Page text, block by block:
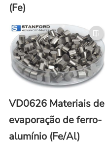
(Fe)
VD0626 Materiais de
evaporação de ferro-
alumínio (Fe/Al)